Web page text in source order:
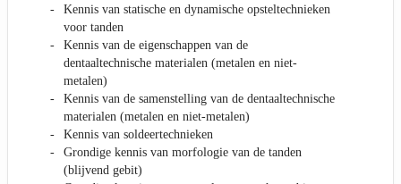
Kennis van statische en dynamische opsteltechnieken
voor tanden
Kennis van de eigenschappen van de
dentaaltechnische materialen (metalen en niet-
metalen)
Kennis van de samenstelling van de dentaaltechnische
materialen (metalen en niet-metalen)
Kennis van soldeertechnieken
Grondige kennis van morfologie van de tanden
(blijvend gebit)